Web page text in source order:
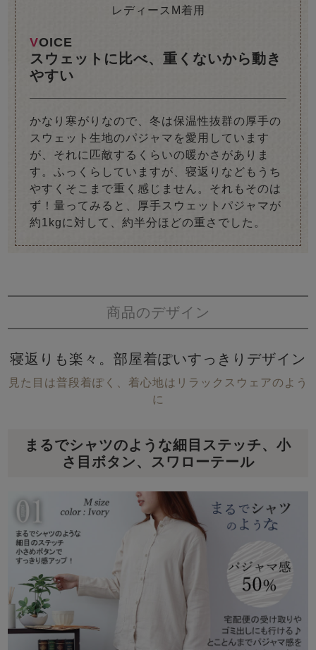
レディースM着用
VOICE
スウェットに比べ、重くないから動き
やすい
かなり寒がりなので、冬は保温性抜群の厚手の
スウェット生地のパジャマを愛用しています
が、それに匹敵するくらいの暖かさがありま
す。ふっくらしていますが、寝返りなどもうち
やすくそこまで重く感じません。それもそのは
ず！量ってみると、厚手スウェットパジャマが
約1kgに対して、約半分ほどの重さでした。
商品のデザイン
寝返りも楽々。部屋着ぽいすっきりデザイン
見た目は普段着ぽく、着心地はリラックスウェアのよう
に
まるでシャツのような細目ステッチ、小
さ目ボタン、スワローテール